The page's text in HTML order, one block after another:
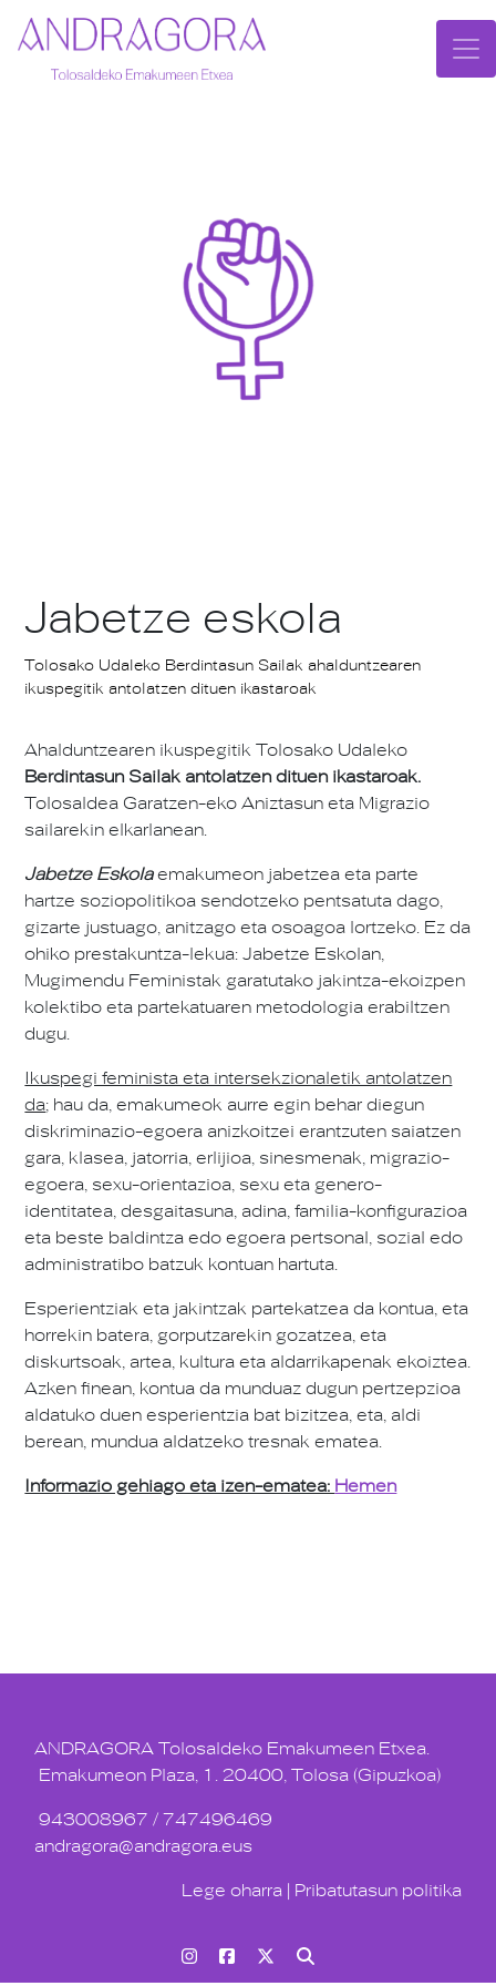
Jabetze eskola
Tolosako Udaleko Berdintasun Sailak ahalduntzearen
ikuspegitik antolatzen dituen ikastaroak
Ahalduntzearen ikuspegitik Tolosako Udaleko
Berdintasun Sailak antolatzen dituen ikastaroak.
Tolosaldea Garatzen-eko Aniztasun eta Migrazio
sailarekin elkarlanean.
Jabetze Eskolaemakumeon jabetzea eta parte
hartze soziopolitikoa sendotzeko pentsatuta dago,
gizarte justuago, anitzago eta osoagoa lortzeko. Ez da
ohiko prestakuntza-lekua: Jabetze Eskolan,
Mugimendu Feministak garatutako jakintza-ekoizpen
kolektibo eta partekatuaren metodologia erabiltzen
dugu.
Ikuspegi feminista eta intersekzionaletik antolatzen
da; hau da, emakumeok aurre egin behar diegun
diskriminazio-egoera anizkoitzei erantzuten saiatzen
gara, klasea, jatorria, erlijioa, sinesmenak, migrazio-
egoera, sexu-orientazioa, sexu eta genero-
identitatea, desgaitasuna, adina, familia-konfigurazioa
eta beste baldintza edo egoera pertsonal, sozial edo
administratibo batzuk kontuan hartuta.
Esperientziak eta jakintzak partekatzea da kontua, eta
horrekin batera, gorputzarekin gozatzea, eta
diskurtsoak, artea, kultura eta aldarrikapenak ekoiztea.
Azken finean, kontua da munduaz dugun pertzepzioa
aldatuko duen esperientzia bat bizitzea, eta, aldi
berean, mundua aldatzeko tresnak ematea.
Informazio gehiago eta izen-ematea: Hemen
ANDRAGORA Tolosaldeko Emakumeen Etxea.
Emakumeon Plaza, 1. 20400, Tolosa (Gipuzkoa)
943008967 / 747496469
andragora@andragora.eus
Lege oharra Pribatutasun politika
InstagramFacebook
Twitter